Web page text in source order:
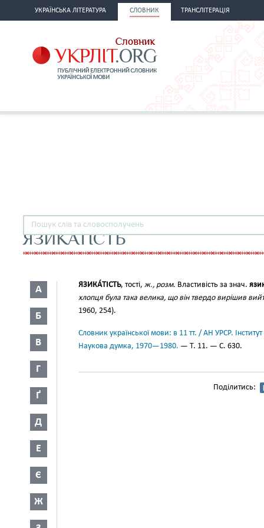
УКРАЇНСЬКА ЛІТЕРАТУРА СЛОВНИК ТРАНСЛІТЕРАЦІЯ
ЯЗИКАТІСТЬ
А
Б
В
Г
Ґ
Д
Е
Є
Ж
ЯЗИКА́ТІСТЬ, тості, ж., розм. Властивість за знач.
хлопця була така велика, що він твердо вирішив
1960, 254).
Словник української мови: в 11 тт. / АН УРСР.
Наукова думка, 1970—1980. — Т. 11. — С. 630.
Поділитись: